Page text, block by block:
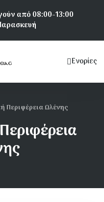
από 08:00-13:00
Ενορίες
Περιφέρεια Ωλένης